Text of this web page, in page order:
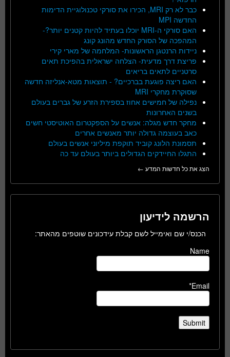
כבר לא רק MRI, הכירו את סורקי טכנולוגיית הדימות
החדשה MPI
האם סורקי ה-MRI יוכלו בעתיד להיות קטנים יותר?-
המהפכה של הסורק החדש מהונג קונג
ניידות הרנטגן הראשונות- המלחמה של מארי קירי
פריצת דרך מדעית- הצלחה ישראלית בהפיכת תאים
סרטניים לתאים בריאים
האם ריצה פוגעת בברכיים? - תוצאות מטא-אנליזה חדשה
שסוקרת מחקרי MRI
נפילה של חמישים אחוז בספירת הזרע של גברים בעולם
בשנים האחרונות
מחקר חדש מגלה: אנשים על הספקטרום האוטיסטי חשים
כאב בעוצמה גדולה יותר מאנשים אחרים
תסמונת הלונג קוביד תוקפת מיליוני אנשים בעולם
התגלו החיידקים הגדולים ביותר בעולם עד כה
הצג את כל חדשות המדע ←
הרשמה לידיעון
הכנס/י שם ואימייל לשם קבלת עידכונים שוטפים מהאתר:
Name
Email*